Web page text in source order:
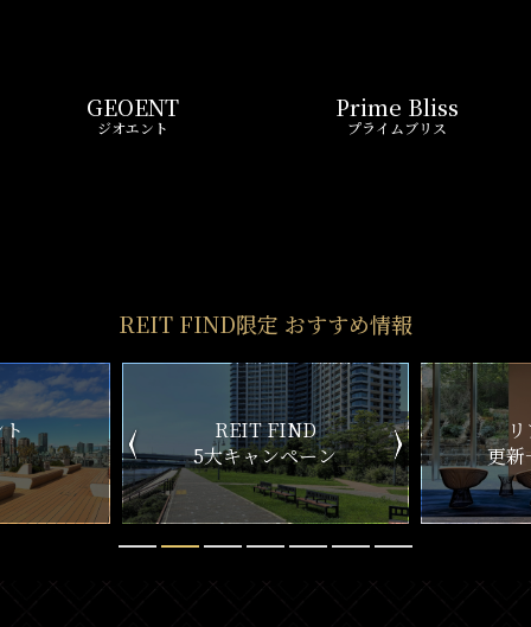
GEOENT
ジオエント
Prime Bliss
プライムブリス
REIT FIND限定 おすすめ情報
ン
リアルタイム
更新一覧チェック
新